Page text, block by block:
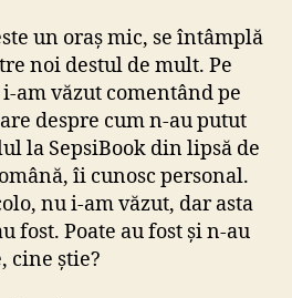
un oraș mic, se întâmplă
noi destul de mult. Pe
am văzut comentând pe
despre cum n-au putut
la SepsiBook din lipsă de
îi cunosc personal.
nu i-am văzut, dar asta
fost. Poate au fost și n-au
cine știe?